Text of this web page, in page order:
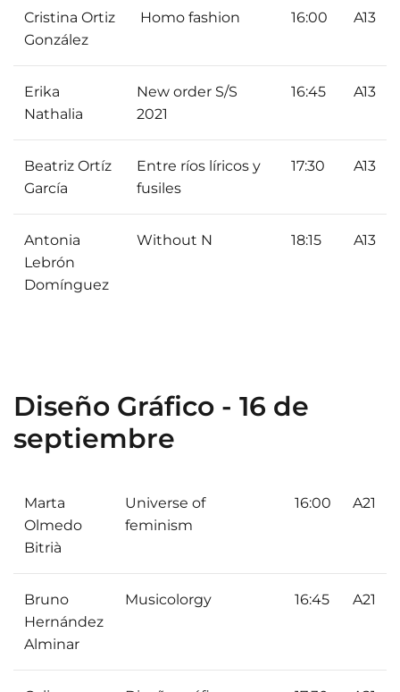
Cristina Ortiz
González
Homo fashion 16:00 A13
Erika
Nathalia
New order S/S
2021
16:45 A13
Beatriz Ortíz
García
Entre ríos líricos y
fusiles
17:30 A13
Antonia
Lebrón
Domínguez
Without N 18:15 A13
Diseño Gráfico - 16 de
septiembre
Marta
Olmedo
Bitrià
Universe of
feminism
16:00 A21
Bruno
Hernández
Alminar
Musicolorgy 16:45 A21